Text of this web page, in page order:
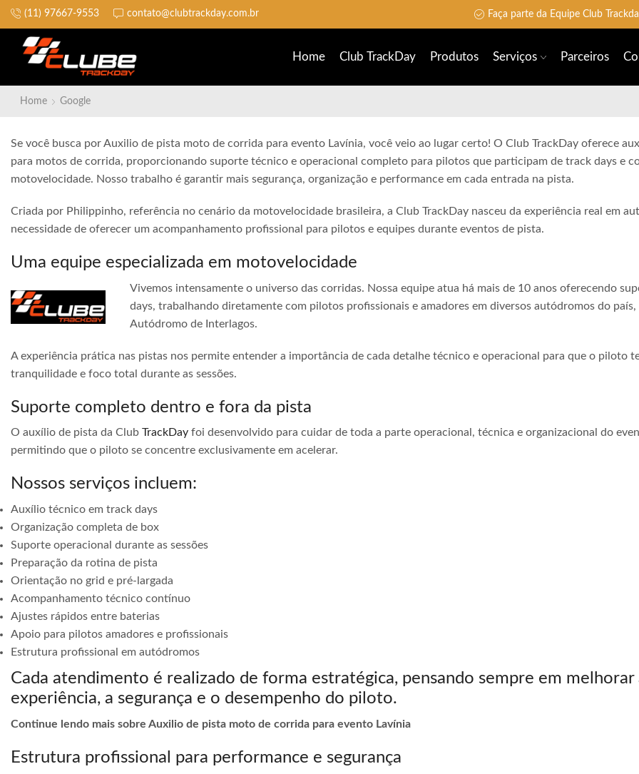
(11) 97667-9553 contato@clubtrackday.com.br
Não perca a largada Faça parte da Equipe Club
Home Club TrackDay Produtos Serviços Parceiros
Home Google
Se você busca por Auxilio de pista moto de corrida para evento Lavínia, você veio ao lugar certo! O Club TrackDay oferece
para motos de corrida, proporcionando suporte técnico e operacional completo para pilotos que participam de track days e
motovelocidade. Nosso trabalho é garantir mais segurança, organização e performance em cada entrada na pista.
Criada por Philippinho, referência no cenário da motovelocidade brasileira, a Club TrackDay nasceu da experiência real em
necessidade de oferecer um acompanhamento profissional para pilotos e equipes durante eventos de pista.
Uma equipe especializada em motovelocidade
Vivemos intensamente o universo das corridas. Nossa equipe atua há mais de 10 anos oferecendo
days, trabalhando diretamente com pilotos profissionais e amadores em diversos autódromos do
Autódromo de Interlagos.
A experiência prática nas pistas nos permite entender a importância de cada detalhe técnico e operacional para que o piloto
tranquilidade e foco total durante as sessões.
Suporte completo dentro e fora da pista
O auxílio de pista da Club TrackDay foi desenvolvido para cuidar de toda a parte operacional, técnica e organizacional do
permitindo que o piloto se concentre exclusivamente em acelerar.
Nossos serviços incluem:
Auxílio técnico em track days
Organização completa de box
Suporte operacional durante as sessões
Preparação da rotina de pista
Orientação no grid e pré-largada
Acompanhamento técnico contínuo
Ajustes rápidos entre baterias
Apoio para pilotos amadores e profissionais
Estrutura profissional em autódromos
Cada atendimento é realizado de forma estratégica, pensando sempre em melhorar
experiência, a segurança e o desempenho do piloto.
Continue lendo mais sobre Auxilio de pista moto de corrida para evento Lavínia
Estrutura profissional para performance e segurança